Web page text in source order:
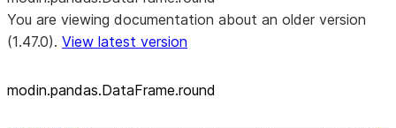
You are viewing documentation about an older version
(1.47.0). View latest version
modin.pandas.DataFrame.round